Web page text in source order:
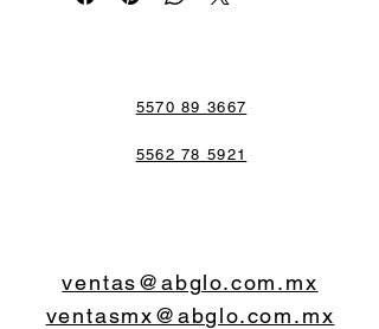
5570 89 3667
5562 78 5921
ventas@abglo.com.mx
ventasmx@abglo.com.mx